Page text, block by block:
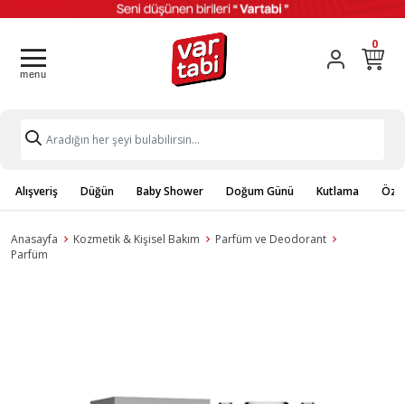
0
Alışveriş Düğün Baby Shower Doğum Günü Kutlama
Anasayfa Kozmetik & Kişisel Bakım
Parfüm ve Deodorant
Parfüm